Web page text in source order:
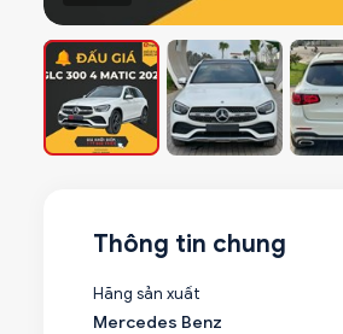
Thông tin chung
Hãng sản xuất
Mercedes Benz